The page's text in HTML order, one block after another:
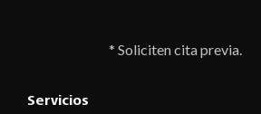
* Soliciten cita previa.
Servicios